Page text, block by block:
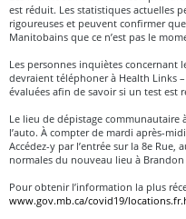
est réduit. Les statistiques actuelles
rigoureuses et peuvent confirmer
Manitobains que ce n’est pas le
Les personnes inquiètes concernant
devraient téléphoner à Health Links
évaluées afin de savoir si un test est
Le lieu de dépistage communautaire
l’auto. À compter de mardi après-
Accédez-y par l’entrée sur la 8e
normales du nouveau lieu à
Pour obtenir l’information la plus
www.gov.mb.ca/covid19/